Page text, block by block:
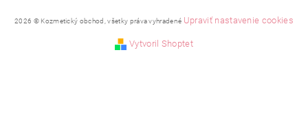
2026 © Kozmetický obchod, všetky práva vyhradené Upraviť nastavenie cookies
Vytvoril Shoptet